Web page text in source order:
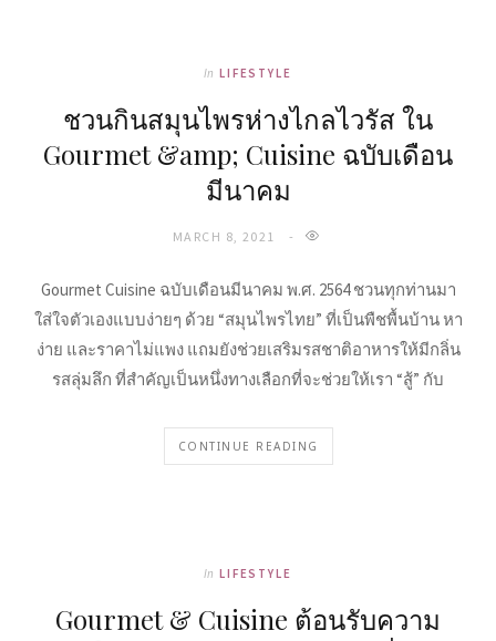
In LIFESTYLE
ชวนกินสมุนไพรห่างไกลไวรัส ใน
Gourmet &amp; Cuisine ฉบับเดือน
มีนาคม
MARCH 8, 2021
Gourmet Cuisine ฉบับเดือนมีนาคม พ.ศ. 2564 ชวนทุกท่านมา
ใส่ใจตัวเองแบบง่ายๆ ด้วย “สมุนไพรไทย” ที่เป็นพืชพื้นบ้าน หา
ง่าย และราคาไม่แพง แถมยังช่วยเสริมรสชาติอาหารให้มีกลิ่น
รสลุ่มลึก ที่สำคัญเป็นหนึ่งทางเลือกที่จะช่วยให้เรา “สู้” กับ
CONTINUE READING
In LIFESTYLE
Gourmet & Cuisine ต้อนรับความ